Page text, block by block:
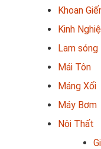
Khoan
Kinh
Lam sóng
Mái Tôn
Máng Xối
Máy Bơm
Nội Thất